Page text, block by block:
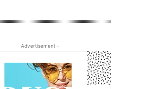
- Advertisement -